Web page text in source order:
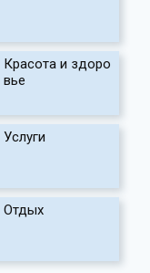
Красота и здоро
вье
Услуги
Отдых